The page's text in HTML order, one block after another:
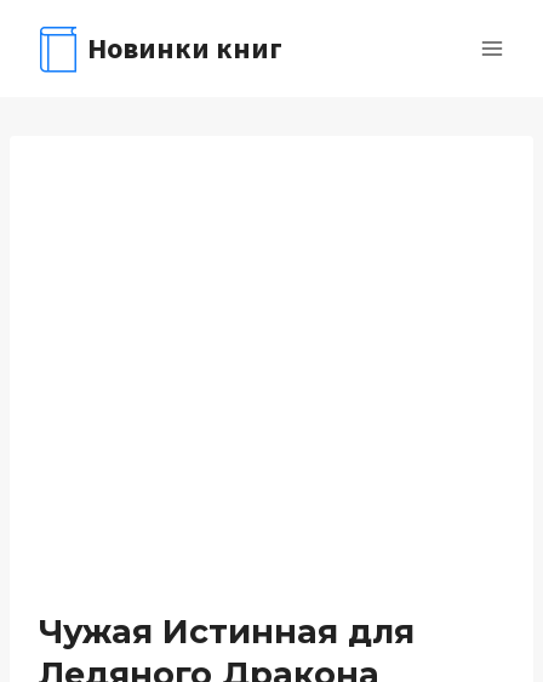
содержимому
Новинки книг
Чужая Истинная для